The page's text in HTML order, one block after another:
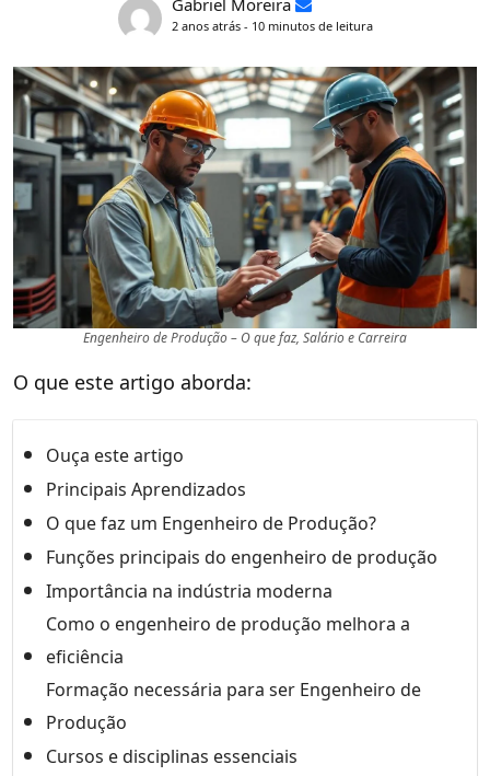
Gabriel Moreira
2 anos atrás - 10 minutos de leitura
Engenheiro de Produção – O que faz, Salário e Carreira
O que este artigo aborda:
Ouça este artigo
Principais Aprendizados
O que faz um Engenheiro de Produção?
Funções principais do engenheiro de produção
Importância na indústria moderna
Como o engenheiro de produção melhora a
eficiência
Formação necessária para ser Engenheiro de
Produção
Cursos e disciplinas essenciais